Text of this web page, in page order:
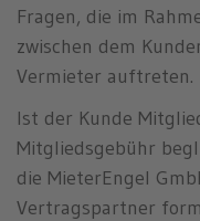
Fragen, die im
zwischen dem
Vermieter auftreten.
Ist der Kunde
Mitgliedsgebühr
die MieterEngel
Vertragspartner